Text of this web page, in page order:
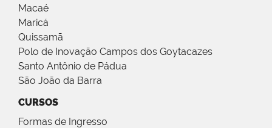
Macaé
Maricá
Quissamã
Polo de Inovação Campos dos Goytacazes
Santo Antônio de Pádua
São João da Barra
CURSOS
Formas de Ingresso